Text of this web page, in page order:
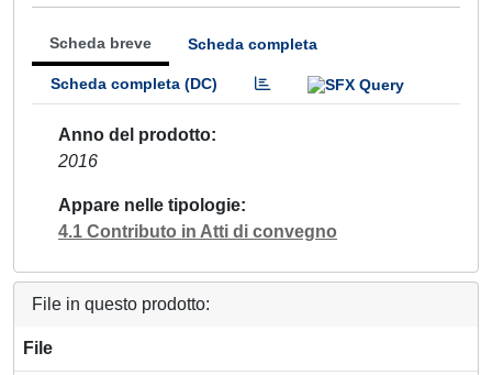
Scheda breve Scheda completa
Scheda completa (DC)
Anno del prodotto
2016
Appare nelle tipologie
4.1 Contributo in Atti di convegno
File in questo prodotto:
File